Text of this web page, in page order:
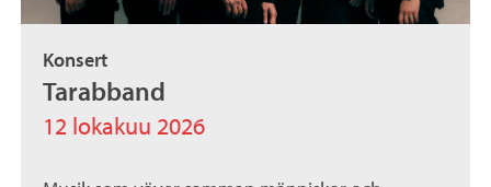
Konsert
Tarabband
12 lokakuu 2026